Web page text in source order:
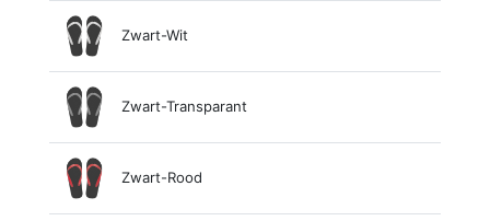
Zwart-Wit
Zwart-Transparant
Zwart-Rood